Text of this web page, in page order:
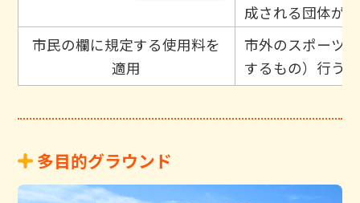
成される団体が
市民の欄に規定する使用料を
適用
市外のスポーツ
するもの）行う
多目的グラウンド